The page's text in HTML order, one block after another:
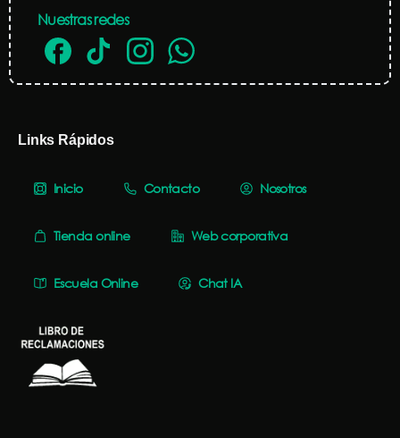
Nuestras redes
Links Rápidos
Inicio Contacto Nosotros
Tienda online Web corporativa
Escuela Online Chat IA